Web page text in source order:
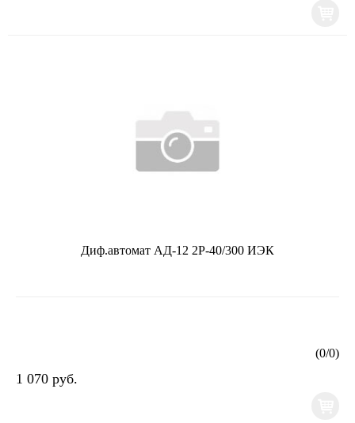
Диф.автомат АД-12 2Р-40/300 ИЭК
(0/0)
1 070 руб.